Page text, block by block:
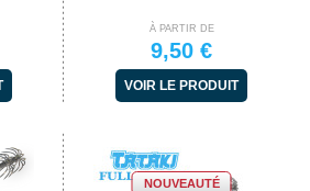
À PARTIR DE
9,50 €
VOIR LE PRODUIT
NOUVEAUTÉ